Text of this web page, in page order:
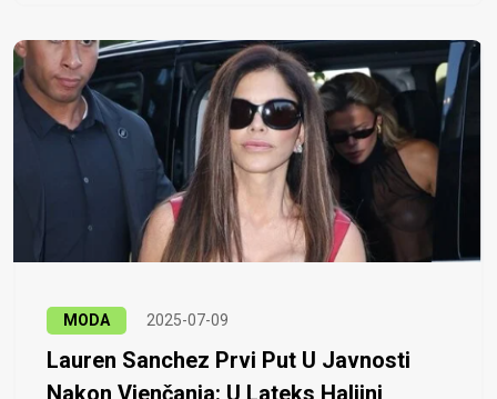
MODA 2025-07-09
Lauren Sanchez Prvi Put U Javnosti
Nakon Vjenčanja: U Lateks Haljini